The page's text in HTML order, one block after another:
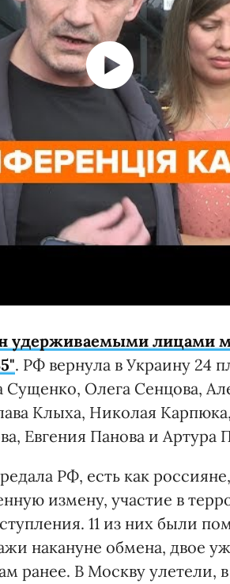
удерживаемыми лицами
. РФ вернула в Украину 24
Олега Сенцова,
Клыха, Николая
Евгения Панова и Артура
РФ, есть как
измену, участие в
11 из них были
накануне обмена, двое
ранее. В Москву улетели,